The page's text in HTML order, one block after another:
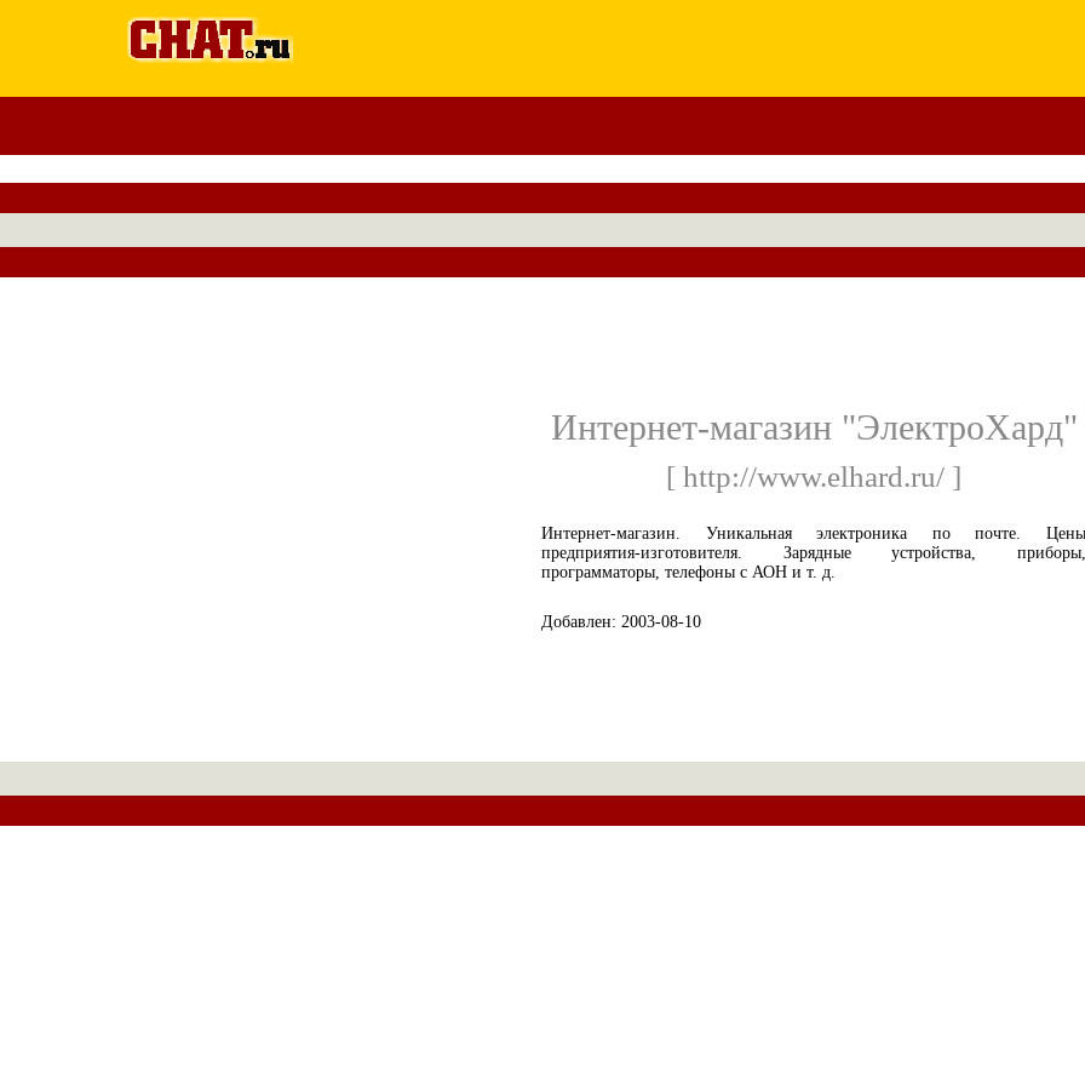
Интернет-магазин "ЭлектроХард"
[ http://www.elhard.ru/ ]
Интернет-магазин. Уникальная электроника по почте. Цены
предприятия-изготовителя. Зарядные устройства, приборы,
программаторы, телефоны с АОН и т. д.
Добавлен: 2003-08-10